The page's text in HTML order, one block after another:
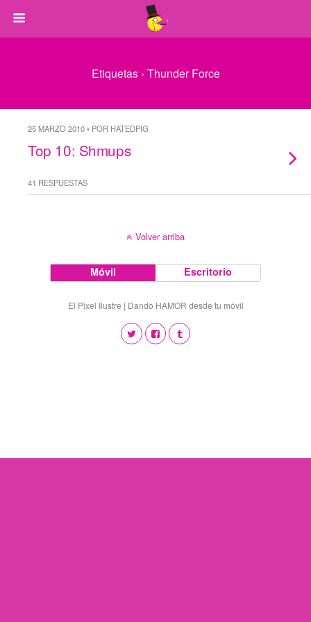
Etiquetas › Thunder Force
25 MARZO 2010 • POR HATEDPIG
Top 10: Shmups
41 RESPUESTAS
Volver arriba
Móvil Escritorio
El Pixel Ilustre | Dando HAMOR desde tu móvil